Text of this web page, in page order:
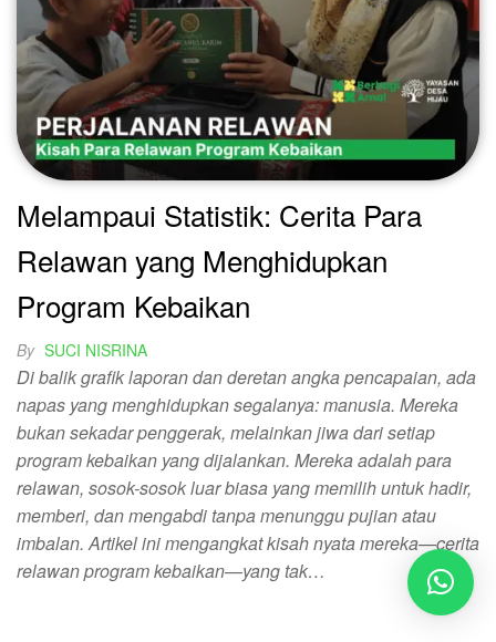
Melampaui Statistik: Cerita Para
Relawan yang Menghidupkan
Program Kebaikan
By SUCI NISRINA
Di balik grafik laporan dan deretan angka pencapaian, ada
napas yang menghidupkan segalanya: manusia. Mereka
bukan sekadar penggerak, melainkan jiwa dari setiap
program kebaikan yang dijalankan. Mereka adalah para
relawan, sosok-sosok luar biasa yang memilih untuk hadir,
memberi, dan mengabdi tanpa menunggu pujian atau
imbalan. Artikel ini mengangkat kisah nyata mereka—cerita
relawan program kebaikan—yang tak…